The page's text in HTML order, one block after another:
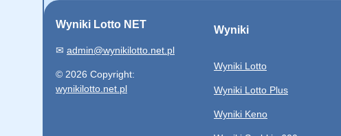
Wyniki Lotto NET
✉ admin@wynikilotto.net.pl
© 2026 Copyright:
wynikilotto.net.pl
Wyniki
Wyniki Lotto
Wyniki Lotto Plus
Wyniki Keno